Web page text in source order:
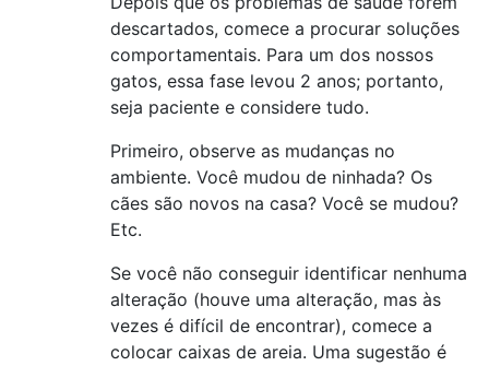
descartados, comece a procurar soluções
comportamentais. Para um dos nossos
gatos, essa fase levou 2 anos; portanto,
seja paciente e considere tudo.
Primeiro, observe as mudanças no
ambiente. Você mudou de ninhada? Os
cães são novos na casa? Você se mudou?
Etc.
Se você não conseguir identificar nenhuma
alteração (houve uma alteração, mas às
vezes é difícil de encontrar), comece a
colocar caixas de areia. Uma sugestão é